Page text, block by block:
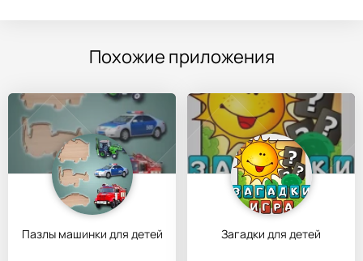
Похожие приложения
Пазлы машинки для детей Загадки для детей